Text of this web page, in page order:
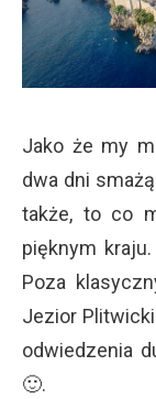
Jako że my
dwa dni
także, to co
pięknym
Poza
Jezior
odwiedzenia
🙂.